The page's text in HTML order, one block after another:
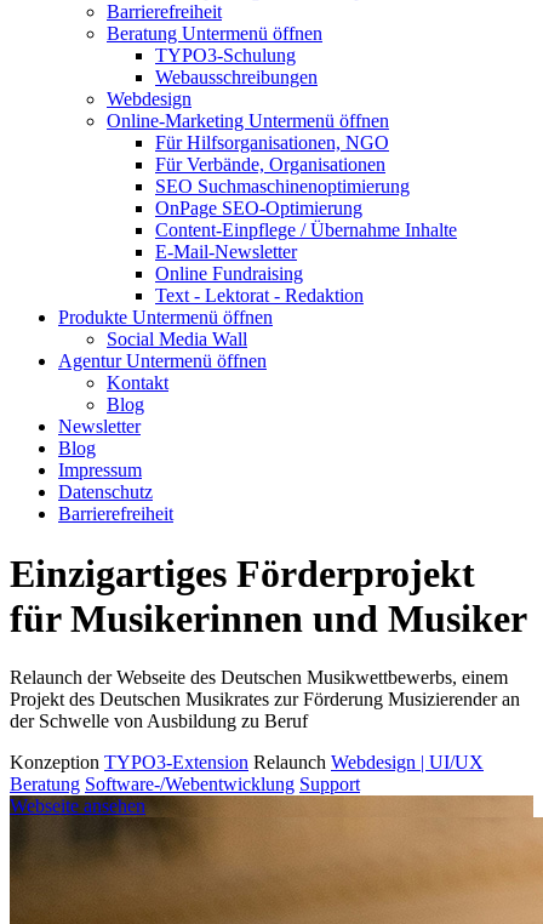
Barrierefreiheit
Beratung Untermenü öffnen
TYPO3-Schulung
Webausschreibungen
Webdesign
Online-Marketing Untermenü öffnen
Für Hilfsorganisationen, NGO
Für Verbände, Organisationen
SEO Suchmaschinenoptimierung
OnPage SEO-Optimierung
Content-Einpflege / Übernahme Inhalte
E-Mail-Newsletter
Online Fundraising
Text - Lektorat - Redaktion
Produkte Untermenü öffnen
Social Media Wall
AgenturUntermenü öffnen
Kontakt
Blog
Newsletter
Blog
Impressum
Datenschutz
Barrierefreiheit
Einzigartiges Förderprojekt
für Musikerinnen und Musiker
Relaunch der Webseite des Deutschen Musikwettbewerbs, einem
Projekt des Deutschen Musikrates zur Förderung Musizierender an
der Schwelle von Ausbildung zu Beruf
Konzeption TYPO3-Extension Relaunch Webdesign | UI/UX
Beratung Software-/Webentwicklung Support
Webseite ansehen